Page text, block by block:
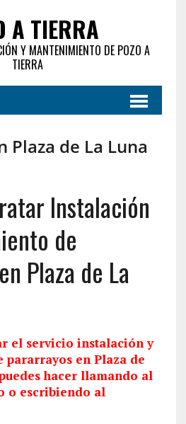
A TIERRA
Y MANTENIMIENTO DE POZO A
TIERRA
Plaza de La Luna
Instalación
de
Plaza de La
el servicio instalacióny
en Plaza de
hacer llamando al
o escribiendo al